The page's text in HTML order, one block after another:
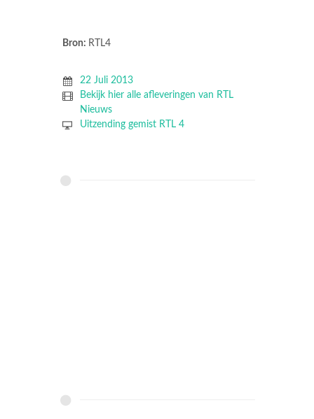
Bron: RTL4
22 Juli 2013
Bekijk hier alle afleveringen van RTL
Nieuws
Uitzending gemist RTL 4